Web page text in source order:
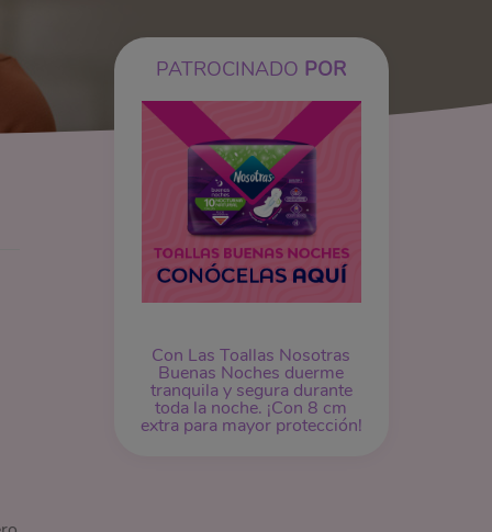
PATROCINADO POR
Con Las Toallas Nosotras
Buenas Noches duerme
tranquila y segura durante
toda la noche. ¡Con 8 cm
extra para mayor protección!